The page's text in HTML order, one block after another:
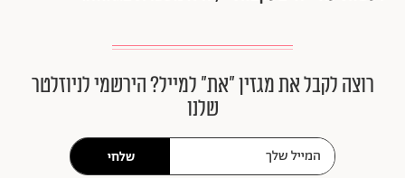
רוצה לקבל את מגזין ״את״ למייל? הירשמי לניוזלטר
שלנו
שלחי